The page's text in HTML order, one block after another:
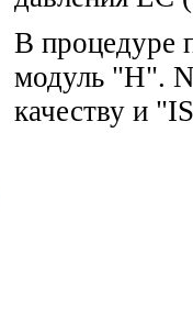
В процедуре
модуль "H".
качеству и